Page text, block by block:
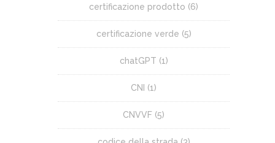
certificazione prodotto (6)
certificazione verde (5)
chatGPT (1)
CNI (1)
CNVVF (5)